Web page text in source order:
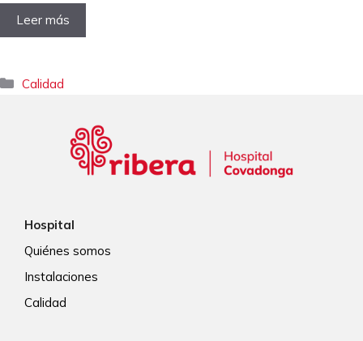
Leer más
Categorías
Calidad
Hospital
Quiénes somos
Instalaciones
Calidad